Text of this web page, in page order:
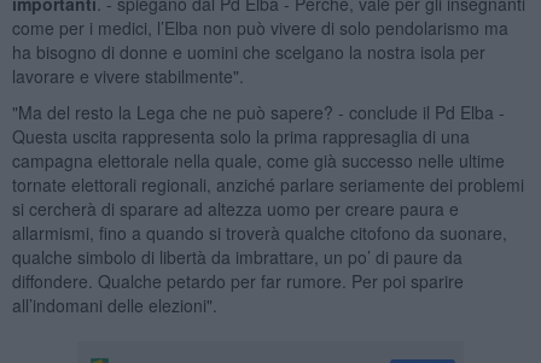
come per i medici, l’Elba non può vivere di solo pendolarismo ma
ha bisogno di donne e uomini che scelgano la nostra isola per
lavorare e vivere stabilmente".
"Ma del resto la Lega che ne può sapere? - conclude il Pd Elba -
Questa uscita rappresenta solo la prima rappresaglia di una
campagna elettorale nella quale, come già successo nelle ultime
tornate elettorali regionali, anziché parlare seriamente dei problemi
si cercherà di sparare ad altezza uomo per creare paura e
allarmismi, fino a quando si troverà qualche citofono da suonare,
qualche simbolo di libertà da imbrattare, un po’ di paure da
diffondere. Qualche petardo per far rumore. Per poi sparire
all’indomani delle elezioni".